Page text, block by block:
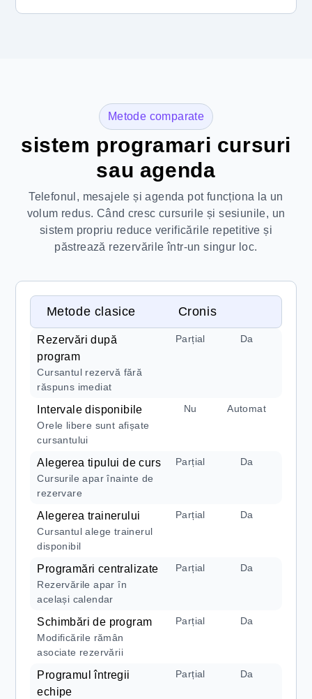
Metode comparate
sistem programari cursuri
sau agenda
Telefonul, mesajele și agenda pot funcționa la un
volum redus. Când cresc cursurile și sesiunile, un
sistem propriu reduce verificările repetitive și
păstrează rezervările într-un singur loc.
Metode clasice Cronis
Rezervări după
program
Cursantul rezervă fără
răspuns imediat
Parțial Da
Intervale disponibile
Orele libere sunt afișate
cursantului
Nu Automat
Alegerea tipului de curs
Cursurile apar înainte de
rezervare
Parțial Da
Alegerea trainerului
Cursantul alege trainerul
disponibil
Parțial Da
Programări centralizate
Rezervările apar în
același calendar
Parțial Da
Schimbări de program
Modificările rămân
asociate rezervării
Parțial Da
Programul întregii
echipe
Parțial Da